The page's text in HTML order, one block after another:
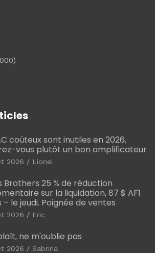
coûteux sont inutiles en 2026,
vous plutôt un bon amplificateur
2026 Lionel
Brothers 25 % de réduction
sur la liquidation, 87 $ AF1
– le jeudi. Poignée de ventes
2026 Eric
ne m'oublie pas
2026 Sabrina